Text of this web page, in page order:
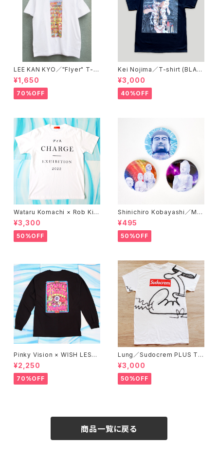
LEE KAN KYO／"Flyer" T-s
hirt
¥1,650
70%OFF
Kei Nojima／T-shirt (BLAC
K)
¥3,000
40%OFF
Wataru Komachi × Rob Kid
ney × A STORE ROBOT／T
-shirts 'DISCHARGE'
¥3,300
50%OFF
Shinichiro Kobayashi／Mirr
or 'DAISHINBUTSU'
¥495
50%OFF
Pinky Vision × WISH LESS
／Long sleeve T-shirt (BLA
CK)
¥2,250
70%OFF
Lung／Sudocrem PLUS T-
shirt_02
¥3,000
50%OFF
商品一覧に戻る